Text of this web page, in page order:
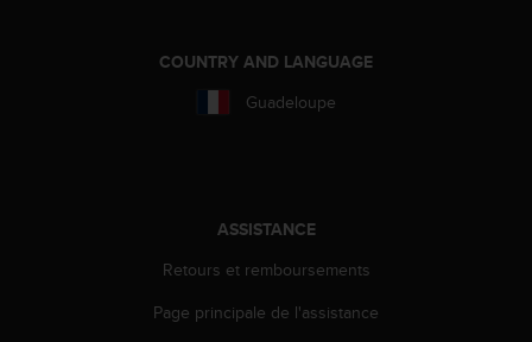
COUNTRY AND LANGUAGE
Guadeloupe
ASSISTANCE
Retours et remboursements
Page principale de l'assistance